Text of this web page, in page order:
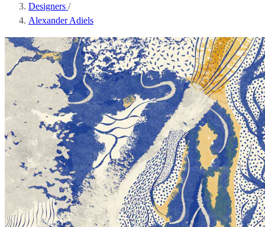
Designers /
Alexander Adiels